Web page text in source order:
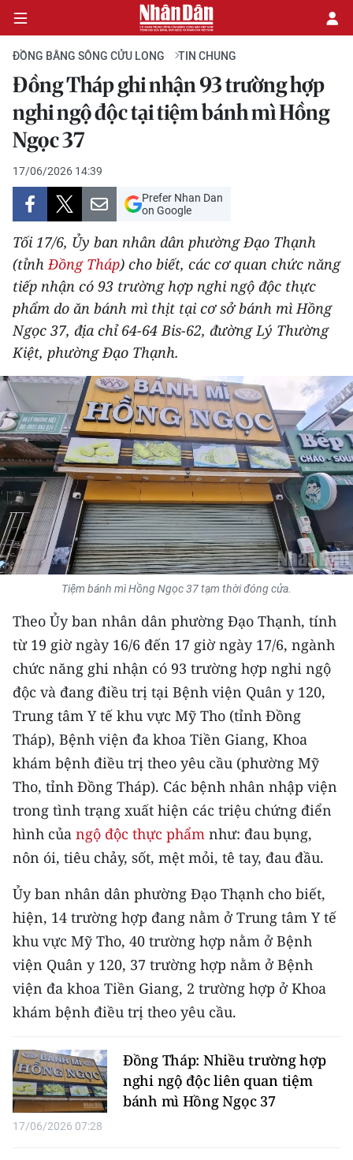
CHÍNH TRỊ
KINH TẾ
VĂN HÓA
XÃ HỘI
PHÁP LUẬT
DU LỊCH
THẾ GIỚI
THỂ THAO
GIÁO DỤC
Y TẾ
KHOA HỌC - CÔNG NGHỆ
MÔI TRƯỜNG
BẠN ĐỌC
KIỂM CHỨNG THÔNG TIN
TRI THỨC CHUYÊN SÂU
54 DÂN TỘC VIỆT NAM
CHƯƠNG TRÌNH OCOP - MỖI XÃ
MỘT SẢN PHẨM
RADIO
MEDIA CENTER
E-Magazine
Video
Media Chính trị
Media Kinh tế
Media Văn hóa
Media Pháp luật
Media Du lịch
Media Thế giới
ĐỒNG BẰNG SÔNG CỬU LONG TIN CHUNG
Đồng Tháp ghi nhận 93 trường hợp
nghi ngộ độc tại tiệm bánh mì Hồng
Ngọc 37
17/06/2026 14:39
Prefer Nhan Dan
on Google
Tối 17/6, Ủy ban nhân dân phường Đạo Thạnh
(tỉnhĐồng Tháp) cho biết, các cơ quan chức năng
tiếp nhận có 93 trường hợp nghi ngộ độc thực
phẩm do ăn bánh mì thịt tại cơ sở bánh mì Hồng
Ngọc 37, địa chỉ 64-64 Bis-62, đường Lý Thường
Kiệt, phường Đạo Thạnh.
Tiệm bánh mì Hồng Ngọc 37 tạm thời đóng cửa.
Theo Ủy ban nhân dân phường Đạo Thạnh, tính
từ 19 giờ ngày 16/6 đến 17 giờ ngày 17/6, ngành
chức năng ghi nhận có 93 trường hợp nghi ngộ
độc và đang điều trị tại Bệnh viện Quân y 120,
Trung tâm Y tế khu vực Mỹ Tho (tỉnh Đồng
Tháp), Bệnh viện đa khoa Tiền Giang, Khoa
khám bệnh điều trị theo yêu cầu (phường Mỹ
Tho, tỉnh Đồng Tháp). Các bệnh nhân nhập viện
trong tình trạng xuất hiện các triệu chứng điển
hình của ngộ độc thực phẩm như: đau bụng,
nôn ói, tiêu chảy, sốt, mệt mỏi, tê tay, đau đầu.
Ủy ban nhân dân phường Đạo Thạnh cho biết,
hiện, 14 trường hợp đang nằm ở Trung tâm Y tế
khu vực Mỹ Tho, 40 trường hợp nằm ở Bệnh
viện Quân y 120, 37 trường hợp nằm ở Bệnh
viện đa khoa Tiền Giang, 2 trường hợp ở Khoa
khám bệnh điều trị theo yêu cầu.
Đồng Tháp: Nhiều trường hợp
nghi ngộ độc liên quan tiệm
bánh mì Hồng Ngọc 37
17/06/2026 07:28